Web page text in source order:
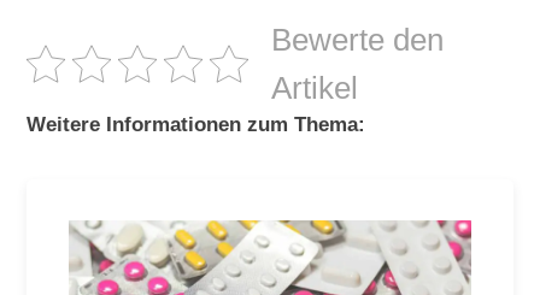
Bewerte den
Artikel
Weitere Informationen zum Thema: